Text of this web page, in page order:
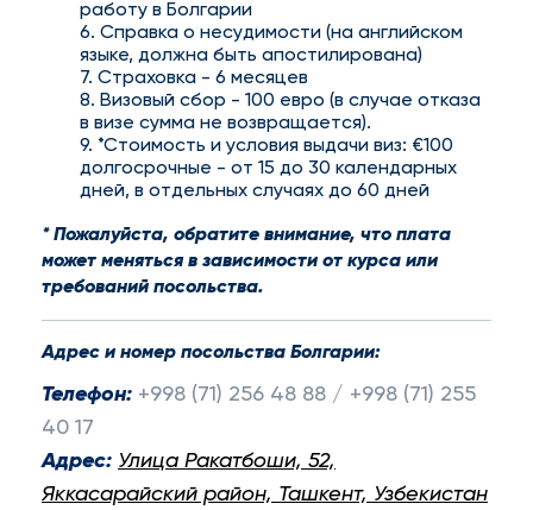
работу в Болгарии
6. Справка о несудимости (на английском
языке, должна быть апостилирована)
7. Страховка - 6 месяцев
8. Визовый сбор - 100 евро (в случае отказа
в визе сумма не возвращается).
9. *Стоимость и условия выдачи виз: €100
долгосрочные - от 15 до 30 календарных
дней, в отдельных случаях до 60 дней
* Пожалуйста, обратите внимание, что плата
может меняться в зависимости от курса или
требований посольства.
Адрес и номер посольства Болгарии:
Телефон: +998 (71) 256 48 88 / +998 (71) 255
40 17
Адрес: Улица Ракатбоши, 52,
Яккасарайский район, Ташкент, Узбекистан